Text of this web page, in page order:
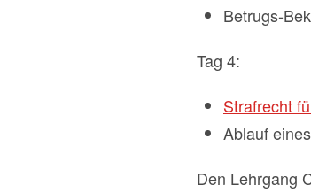
Betrugs-
Tag 4:
Strafrecht
Ablauf
Den Lehrgang